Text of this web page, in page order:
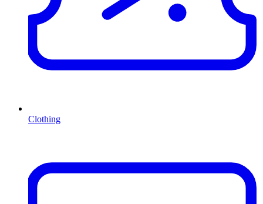
Clothing